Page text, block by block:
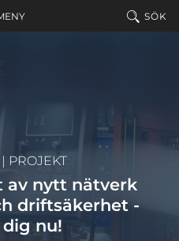
SÖK
| PROJEKT
av nytt nätverk
driftsäkerhet -
nu!